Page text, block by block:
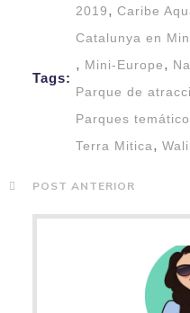
Tags:
2019, Caribe
Catalunya en
, Mini-Europe,
Parque de
Parques
Terra Mitica,
POST ANTERIOR